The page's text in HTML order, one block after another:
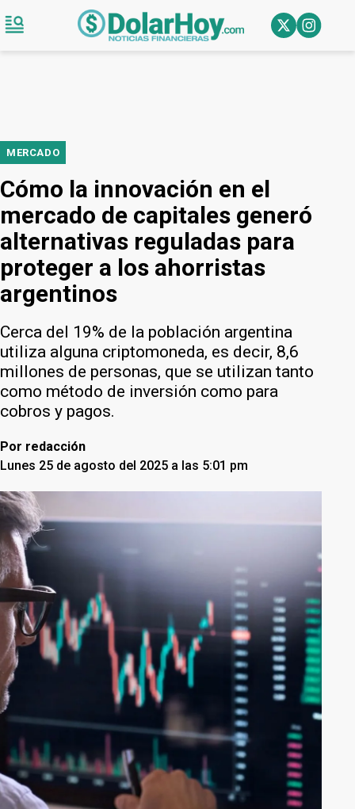
MERCADO
Cómo la innovación en el
mercado de capitales generó
alternativas reguladas para
proteger a los ahorristas
argentinos
Cerca del 19% de la población argentina
utiliza alguna criptomoneda, es decir, 8,6
millones de personas, que se utilizan tanto
como método de inversión como para
cobros y pagos.
Por redacción
Lunes 25 de agosto del 2025 a las 5:01 pm